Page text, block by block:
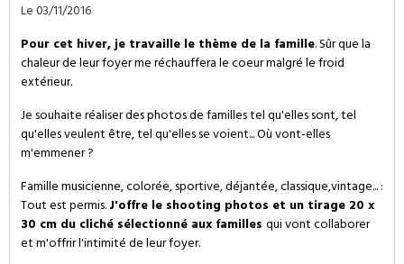
Le 03/11/2016
Pour cet hiver, je travaille le thème de la famille. Sûr que la
chaleur de leur foyer me réchauffera le coeur malgré le froid
extérieur.
Je souhaite réaliser des photos de familles tel qu'elles sont, tel
qu'elles veulent être, tel qu'elles se voient... Où vont-elles
m'emmener ?
Famille musicienne, colorée, sportive, déjantée, classique,vintage... :
Tout est permis.J'offre le shooting photos et un tirage 20 x
30 cm du cliché sélectionné aux famillesqui vont collaborer
et m'offrir l'intimité de leur foyer.